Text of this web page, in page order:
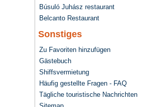
Búsuló Juhász restaurant
Belcanto Restaurant
Sonstiges
Zu Favoriten hinzufügen
Gästebuch
Shiffsvermietung
Häufig gestellte Fragen - FAQ
Tägliche touristische Nachrichten